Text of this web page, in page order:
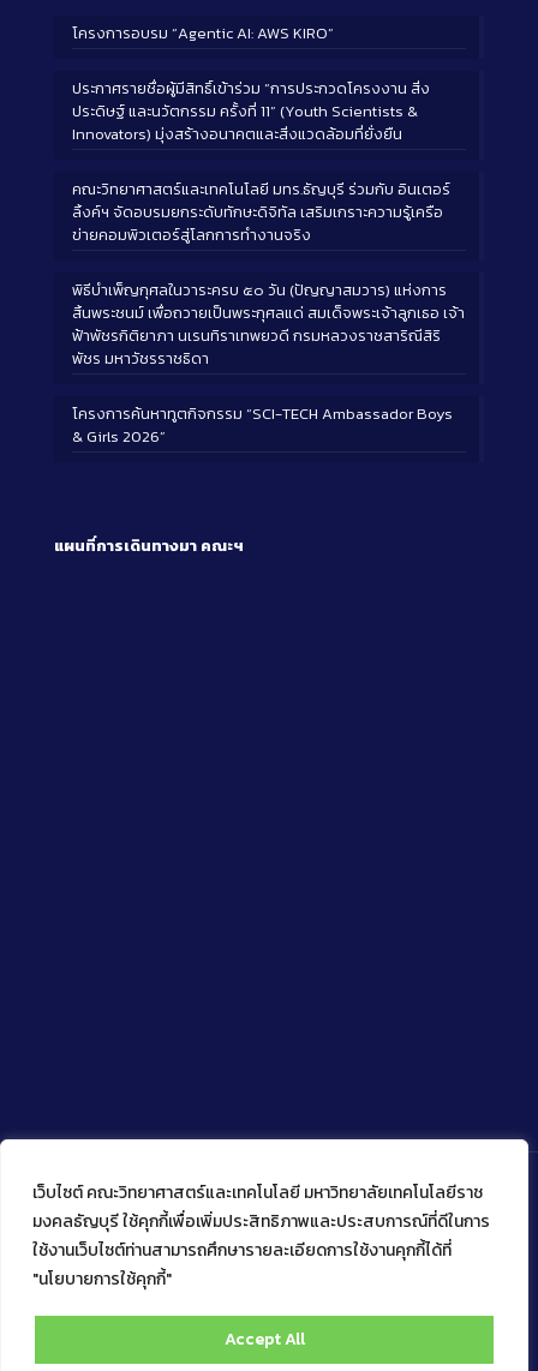
เว็บไซต์ คณะวิทยาศาสตร์และเทคโนโลยี มหาวิทยาลัยเทคโนโลยีราช
มงคลธัญบุรี ใช้คุกกี้เพื่อเพิ่มประสิทธิภาพและประสบการณ์ที่ดีในการ
ใช้งานเว็บไซต์ท่านสามารถศึกษารายละเอียดการใช้งานคุกกี้ได้ที่
"นโยบายการใช้คุกกี้"
Accept All
โครงการอบรม “Agentic AI: AWS KIRO”
ประกาศรายชื่อผู้มีสิทธิ์เข้าร่วม “การประกวดโครงงาน สิ่ง
ประดิษฐ์ และนวัตกรรม ครั้งที่ 11” (Youth Scientists &
Innovators) มุ่งสร้างอนาคตและสิ่งแวดล้อมที่ยั่งยืน
คณะวิทยาศาสตร์และเทคโนโลยี มทร.ธัญบุรี ร่วมกับ อินเตอร์
ลิ้งค์ฯ จัดอบรมยกระดับทักษะดิจิทัล เสริมเกราะความรู้เครือ
ข่ายคอมพิวเตอร์สู่โลกการทำงานจริง
พิธีบำเพ็ญกุศลในวาระครบ ๕๐ วัน (ปัญญาสมวาร) แห่งการ
สิ้นพระชนม์ เพื่อถวายเป็นพระกุศลแด่ สมเด็จพระเจ้าลูกเธอ เจ้า
ฟ้าพัชรกิติยาภา นเรนทิราเทพยวดี กรมหลวงราชสาริณีสิริ
พัชร มหาวัชรราชธิดา
โครงการค้นหาทูตกิจกรรม “SCI-TECH Ambassador Boys
& Girls 2026”
แผนที่การเดินทางมา คณะฯ
Copyright © 2022 คณะวิทยาศาสตร์และเทคโนโลยี มหาวิทยาลัย